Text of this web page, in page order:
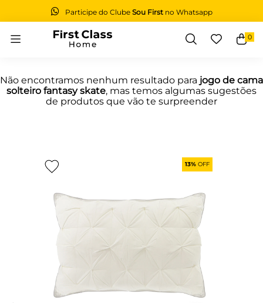
Participe do ClubeSou First no Whatsapp
0
Não encontramos nenhum resultado para jogo de cama
solteiro fantasy skate, mas temos algumas sugestões
de produtos que vão te surpreender
13% OFF